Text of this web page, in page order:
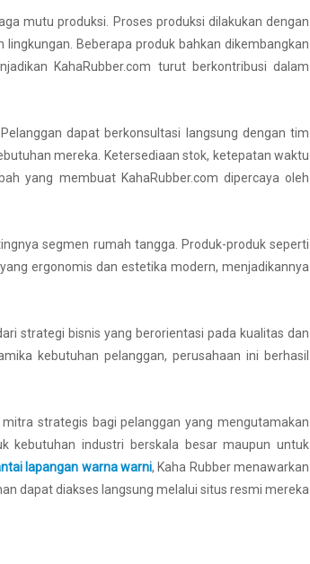
mutu produksi. Proses produksi dilakukan dengan
Beberapa produk bahkan dikembangkan
KahaRubber.com turut berkontribusi dalam
dapat berkonsultasi langsung dengan tim
mereka. Ketersediaan stok, ketepatan waktu
yang membuat KahaRubber.com dipercaya oleh
segmen rumah tangga. Produk-produk seperti
ergonomis dan estetika modern, menjadikannya
strategi bisnis yang berorientasi pada kualitas dan
kebutuhan pelanggan, perusahaan ini berhasil
strategis bagi pelanggan yang mengutamakan
kebutuhan industri berskala besar maupun untuk
lapangan warna warni, Kaha Rubber menawarkan
dapat diakses langsung melalui situs resmi mereka